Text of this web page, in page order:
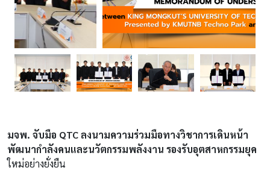
มจพ. จับมือ QTC ลงนามความร่วมมือทางวิชาการเดินหน้า
พัฒนากำลังคนและนวัตกรรมพลังงาน รองรับอุตสาหกรรมยุค
ใหม่อย่างยั่งยืน